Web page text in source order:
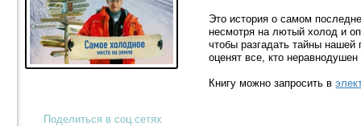
Это история о самом
несмотря на лютый холод и
чтобы разгадать тайны
оценят все, кто
Книгу можно запросить в
Поделиться в соц.сетях